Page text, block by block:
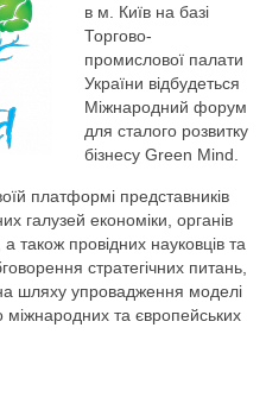
в м. Київ на базі
Торгово-
промислової палати
України відбудеться
Міжнародний форум
для сталого розвитку
бізнесу Green Mind.
платформі представників
галузей економіки, органів
також провідних науковців та
стратегічних питань,
шляху упровадження моделі
міжнародних та європейських